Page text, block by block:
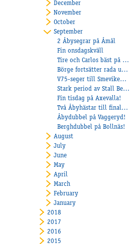
December
November
October
September
2 Åbysegrar på Åmål
Fin onsdagskväll
Tire och Carlos bäst på Axevalla!
Börge fortsätter rada upp segrarna
V75-seger till Smevikens Cruiser
Stark period av Stall Bergh
Fin tisdag på Axevalla!
Två Åbyhästar till final i Kriteriet!
Åbydubbel på Vaggeryd!
Berghdubbel på Bollnäs!
August
July
June
May
April
March
February
January
2018
2017
2016
2015